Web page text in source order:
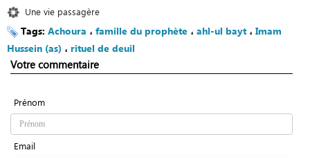
Une vie passagère
Tags: Achoura ، famille du prophète ، ahl-ul bayt، Imam
Hussein (as) ، rituel de deuil
Votre commentaire
Prénom
Email